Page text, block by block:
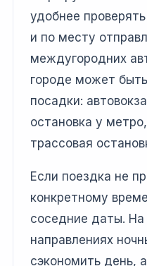
удобнее
и по месту
междугородних
городе может
посадки:
остановка у
трассовая
Если поездка не
конкретному
соседние даты. На
направлениях
сэкономить день,